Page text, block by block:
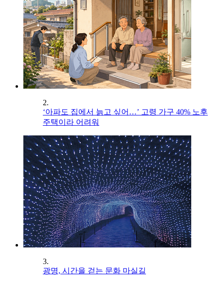
2.
‘아파도 집에서 늙고 싶어…’ 고령 가구 40% 노후
주택이라 어려워
3.
광명, 시간을 걷는 문화 마실길